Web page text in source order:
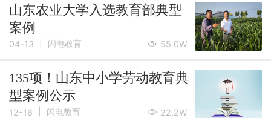
山东农业大学入选教育部典型
案例
04-13 闪电教育 55.0W
135项！山东中小学劳动教育典
型案例公示
12-16 闪电教育 22.2W